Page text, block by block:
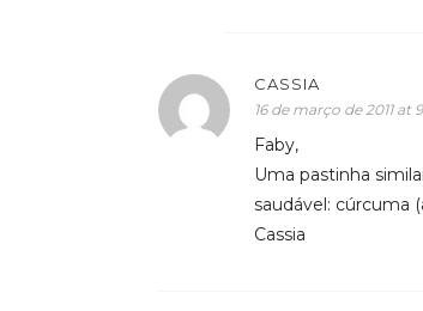
CASSIA
16 de março de 2011 at
Faby,
Uma pastinha
saudável: cúrcuma
Cassia